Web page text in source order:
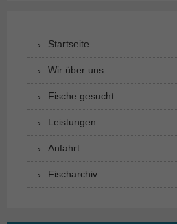
Startseite
Wir über uns
Fische gesucht
Leistungen
Anfahrt
Fischarchiv